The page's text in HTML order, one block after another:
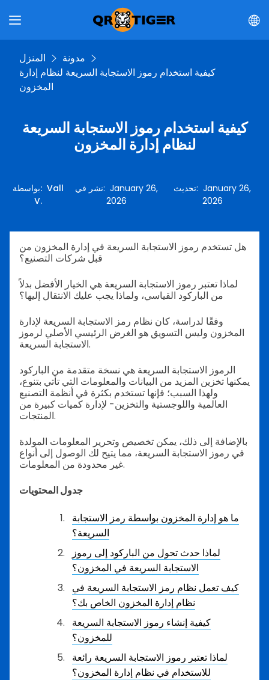
المنزل
مدونة
كيفية استخدام رموز الاستجابة السريعة لنظام إدارة
المخزون
كيفية استخدام رموز الاستجابة السريعة
لنظام إدارة المخزون
بواسطة:Vall
V.
نشر في: January 26,
2026
تحديث:January 26,
2026
هل تستخدم رموز الاستجابة السريعة في إدارة المخزون من
قبل شركات التصنيع؟
لماذا تعتبر رموز الاستجابة السريعة هي الخيار الأفضل بدلاً
من الباركود القياسي، ولماذا يجب عليك الانتقال إليها؟
وفقًا لدراسة، كان نظام رمز الاستجابة السريعة لإدارة
المخزون وليس التسويق هو الغرض الرئيسي الأصلي لرموز
الاستجابة السريعة.
الرموز الاستجابة السريعة هي نسخة متقدمة من الباركود
يمكنها تخزين المزيد من البيانات والمعلومات التي تأتي بتنوع،
ولهذا السبب؛ فإنها تستخدم بكثرة في أنظمة التصنيع
العالمية واللوجستية والتخزين- لإدارة كميات كبيرة من
المنتجات.
بالإضافة إلى ذلك، يمكن تخصيص وتحرير المعلومات المولدة
في رموز الاستجابة السريعة، مما يتيح لك الوصول إلى أنواع
غير محدودة من المعلومات.
جدول المحتويات
ما هو إدارة المخزون بواسطة رمز الاستجابة
السريعة؟
لماذا حدث تحول من الباركود إلى رموز
الاستجابة السريعة في المخزون؟
كيف تعمل نظام رمز الاستجابة السريعة في
نظام إدارة المخزون الخاص بك؟
كيفية إنشاء رموز الاستجابة السريعة
للمخزون؟
لماذا تعتبر رموز الاستجابة السريعة رائعة
للاستخدام في نظام إدارة المخزون؟